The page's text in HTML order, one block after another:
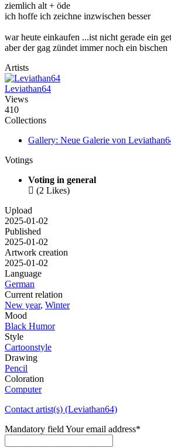
ziemlich alt + öde
ich hoffe ich zeichne inzwischen besser
war heute einkaufen ...ist nicht gerade ein
aber der gag zündet immer noch ein bischen
Artists
Leviathan64
Views
410
Collections
Gallery: Neue Galerie von
Votings
Voting in general
 (2 Likes)
Upload
2025-01-02
Published
2025-01-02
Artwork creation
2025-01-02
Language
German
Current relation
New year, Winter
Mood
Black Humor
Style
Cartoonstyle
Drawing
Pencil
Coloration
Computer
Contact artist(s) (Leviathan64)
Mandatory field Your email address*